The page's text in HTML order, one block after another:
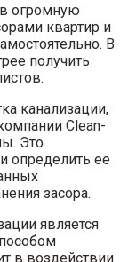
огромную
квартир и
В
получить
канализации,
Clean-
Это
определить ее
засора.
является
в воздействии